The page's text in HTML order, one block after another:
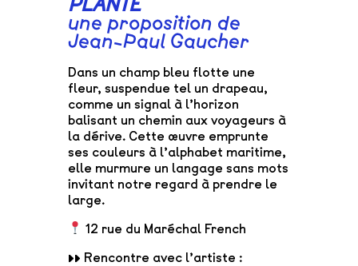
une proposition de
Jean-Paul Gaucher
Dans un champ bleu flotte une
fleur, suspendue tel un drapeau,
comme un signal à l’horizon
balisant un chemin aux voyageurs à
la dérive. Cette œuvre emprunte
ses couleurs à l’alphabet maritime,
elle murmure un langage sans mots
invitant notre regard à prendre le
large.
12 rue du Maréchal French
▸▸ Rencontre avec l’artiste :